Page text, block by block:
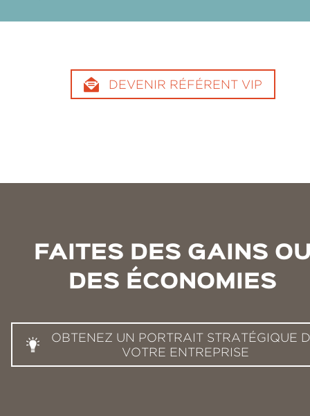
DEVENIR RÉFÉRENT VIP
FAITES DES GAINS
DES ÉCONOMIES
OBTENEZ UN PORTRAIT STRATÉGIQUE
VOTRE ENTREPRISE